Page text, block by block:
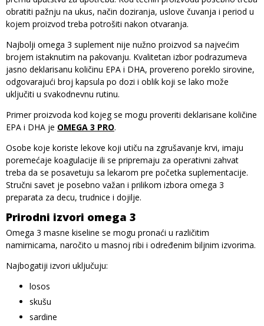
obratiti pažnju na ukus, način doziranja, uslove čuvanja i period u
kojem proizvod treba potrošiti nakon otvaranja.
Najbolji omega 3 suplement nije nužno proizvod sa najvećim
brojem istaknutim na pakovanju. Kvalitetan izbor podrazumeva
jasno deklarisanu količinu EPA i DHA, provereno poreklo sirovine,
odgovarajući broj kapsula po dozi i oblik koji se lako može
uključiti u svakodnevnu rutinu.
Primer proizvoda kod kojeg se mogu proveriti deklarisane količine
EPA i DHA je OMEGA 3 PRO.
Osobe koje koriste lekove koji utiču na zgrušavanje krvi, imaju
poremećaje koagulacije ili se pripremaju za operativni zahvat
treba da se posavetuju sa lekarom pre početka suplementacije.
Stručni savet je posebno važan i prilikom izbora omega 3
preparata za decu, trudnice i dojilje.
Prirodni izvori omega 3
Omega 3 masne kiseline se mogu pronaći u različitim
namirnicama, naročito u masnoj ribi i određenim biljnim izvorima.
Najbogatiji izvori uključuju:
losos
skušu
sardine